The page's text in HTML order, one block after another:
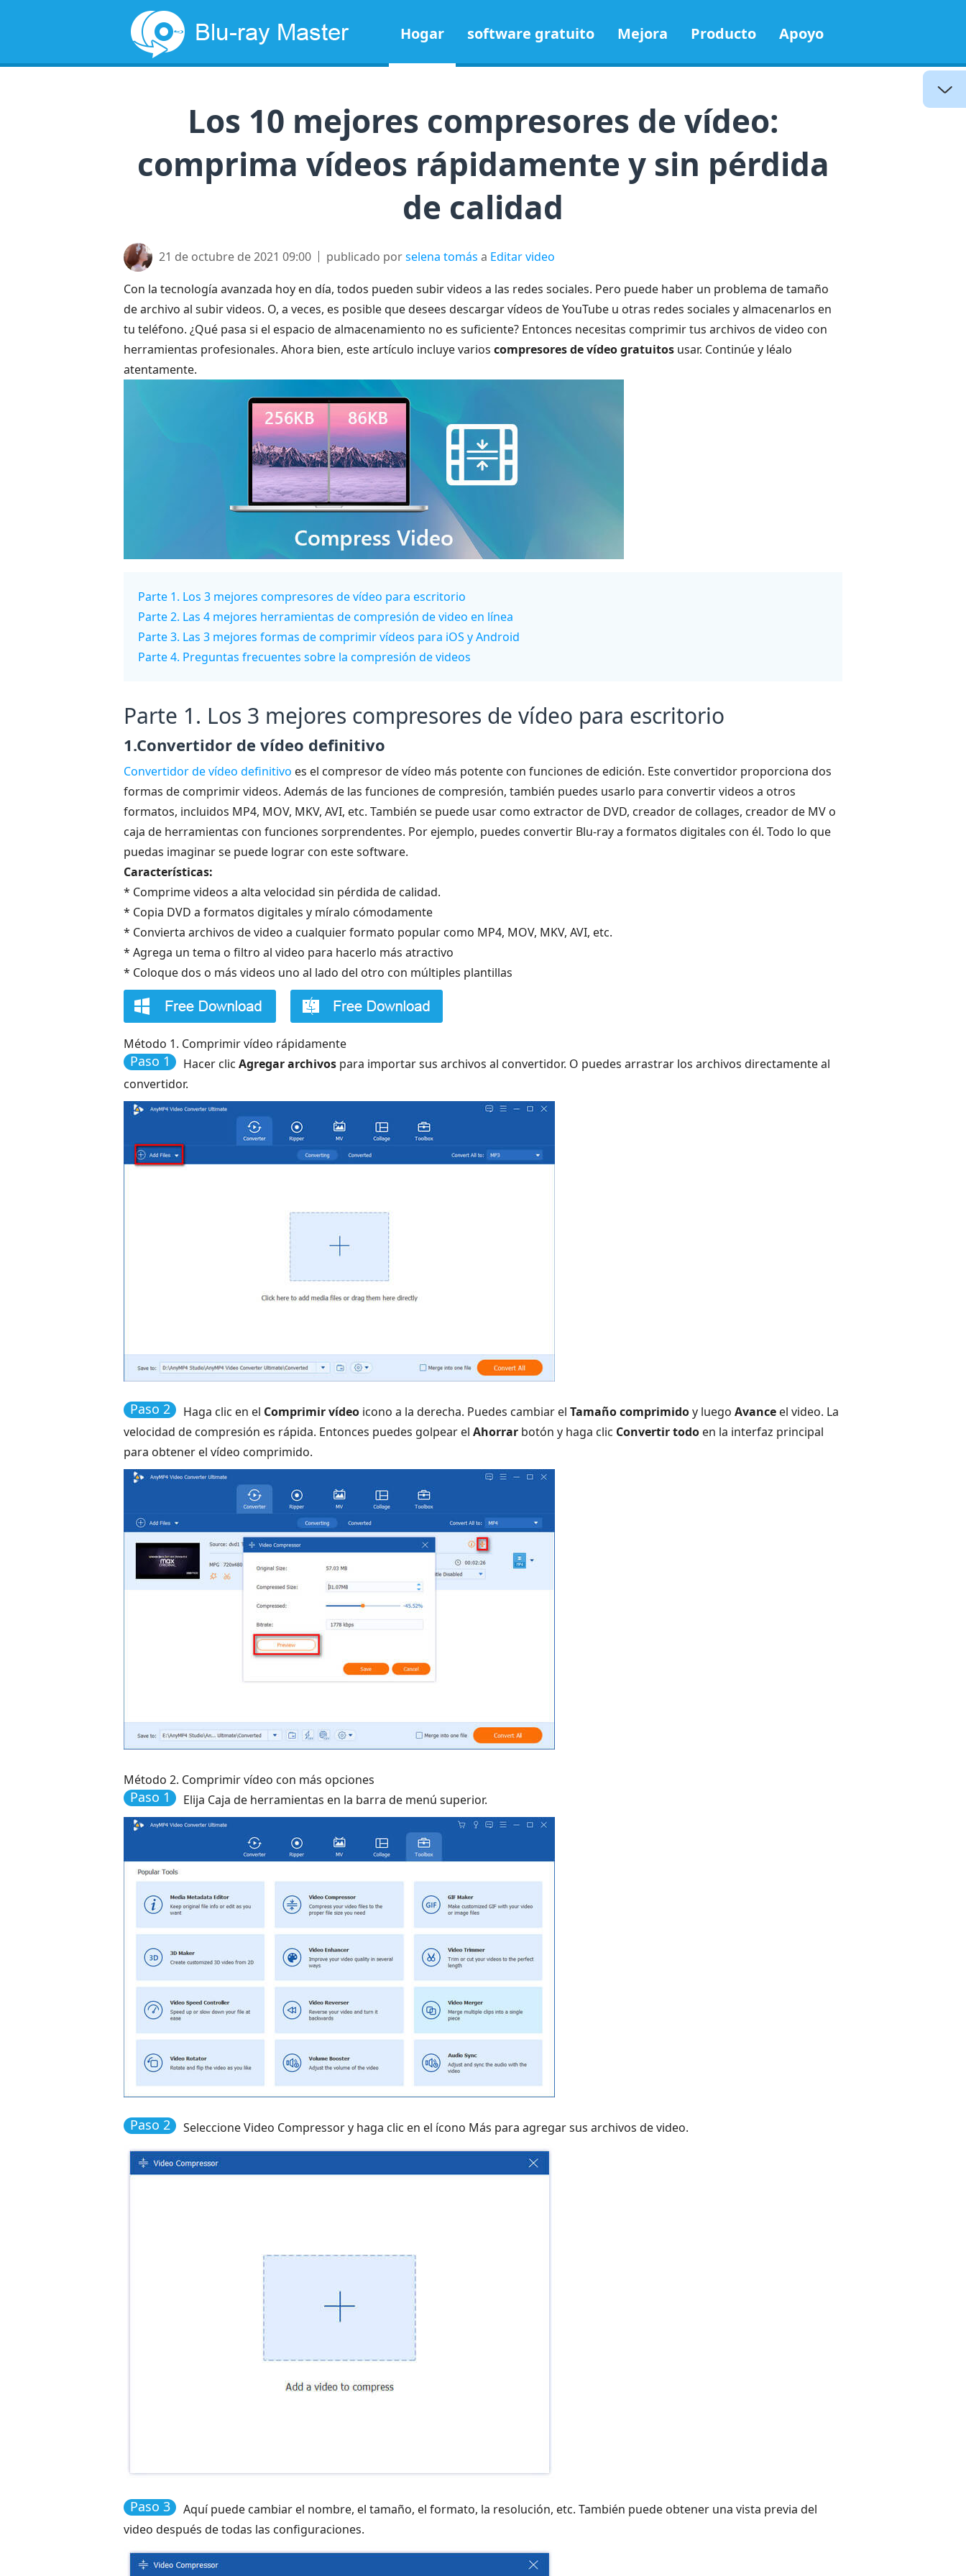
Hogar software gratuito Mejora Producto Apoyo
Los 10 mejores compresores de vídeo:
comprima vídeos rápidamente y sin pérdida
de calidad
21 de octubre de 2021 09:00 publicado porselena tomás a Editar video
Con la tecnología avanzada hoy en día, todos pueden subir videos a las redes sociales. Pero puede haber un problema de tamaño
de archivo al subir videos. O, a veces, es posible que desees descargar vídeos de YouTube u otras redes sociales y almacenarlos en
tu teléfono. ¿Qué pasa si el espacio de almacenamiento no es suficiente? Entonces necesitas comprimir tus archivos de video con
herramientas profesionales. Ahora bien, este artículo incluye varios compresores de vídeo gratuitos usar. Continúe y léalo
atentamente.
Parte 1. Los 3 mejores compresores de vídeo para escritorio
Parte 2. Las 4 mejores herramientas de compresión de video en línea
Parte 3. Las 3 mejores formas de comprimir vídeos para iOS y Android
Parte 4. Preguntas frecuentes sobre la compresión de videos
Parte 1. Los 3 mejores compresores de vídeo para escritorio
1.Convertidor de vídeo definitivo
Convertidor de vídeo definitivo es el compresor de vídeo más potente con funciones de edición. Este convertidor proporciona dos
formas de comprimir videos. Además de las funciones de compresión, también puedes usarlo para convertir videos a otros
formatos, incluidos MP4, MOV, MKV, AVI, etc. También se puede usar como extractor de DVD, creador de collages, creador de MV o
caja de herramientas con funciones sorprendentes. Por ejemplo, puedes convertir Blu-ray a formatos digitales con él. Todo lo que
puedas imaginar se puede lograr con este software.
Características:
* Comprime videos a alta velocidad sin pérdida de calidad.
* Copia DVD a formatos digitales y míralo cómodamente
* Convierta archivos de video a cualquier formato popular como MP4, MOV, MKV, AVI, etc.
* Agrega un tema o filtro al video para hacerlo más atractivo
* Coloque dos o más videos uno al lado del otro con múltiples plantillas
Método 1. Comprimir vídeo rápidamente
Paso 1 Hacer clic Agregar archivos para importar sus archivos al convertidor. O puedes arrastrar los archivos directamente al
convertidor.
Paso 2 Haga clic en el Comprimir vídeo icono a la derecha. Puedes cambiar el Tamaño comprimidoy luego Avance el video. La
velocidad de compresión es rápida. Entonces puedes golpear el Ahorrar botón y haga clic Convertir todo en la interfaz principal
para obtener el vídeo comprimido.
Método 2. Comprimir vídeo con más opciones
Paso 1 Elija Caja de herramientas en la barra de menú superior.
Paso 2 Seleccione Video Compressor y haga clic en el ícono Más para agregar sus archivos de video.
Paso 3
Aquí puede cambiar el nombre, el tamaño, el formato, la resolución, etc. También puede obtener una vista previa del
video después de todas las configuraciones.